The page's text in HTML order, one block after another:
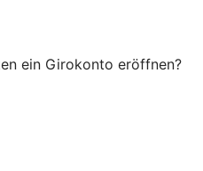
ein Girokonto eröffnen?